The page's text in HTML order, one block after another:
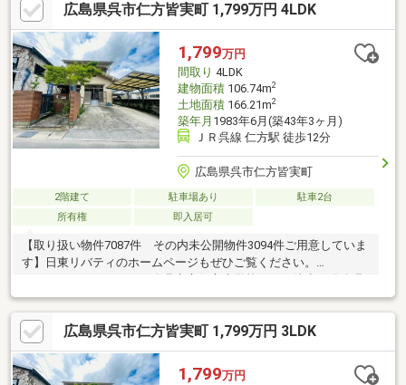
広島県呉市仁方皆実町 1,799万円 4LDK
1,799万円
間取り 4LDK
建物面積106.74m2
土地面積166.21m2
築年月 1983年6月(築43年3ヶ月)
ＪＲ呉線 仁方駅 徒歩12分
広島県呉市仁方皆実町
2階建て 駐車場あり
駐車2台
所有権
即入居可
【取り扱い物件7087件 その内未公開物件3094件ご用意していま
す】日東リバティのホームページもぜひご覧ください。
https://www.nitto-f.com/〇呉市立仁方小学校まで 徒歩14分〇呉
市立仁方中学校まで 徒歩11分〇皆実保育所まで 徒歩2分〇セ
ブンイレブン 呉仁方桟橋通店まで 徒歩8分〇藤三仁方店まで
徒歩18分〇JR仁方駅まで 徒歩12分
広島県呉市仁方皆実町 1,799万円 3LDK
1,799万円